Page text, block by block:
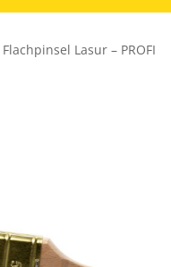
Lasur – PROFI